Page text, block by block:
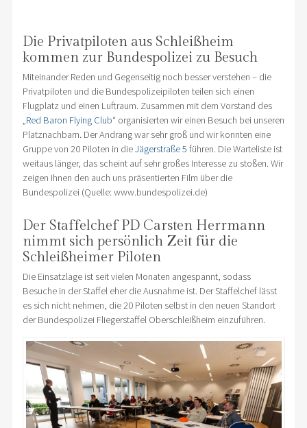
Die Privatpiloten aus Schleißheim
kommen zur Bundespolizei zu Besuch
Miteinander Reden und Gegenseitig noch besser verstehen – die
Privatpiloten und die Bundespolizeipiloten teilen sich einen
Flugplatz und einen Luftraum. Zusammen mit dem Vorstand des
„Red Baron Flying Club“ organisierten wir einen Besuch bei unseren
Platznachbarn. Der Andrang war sehr groß und wir konnten eine
Gruppe von 20 Piloten in dieJägerstraße 5 führen. Die Warteliste ist
weitaus länger, das scheint auf sehr großes Interesse zu stoßen. Wir
zeigen Ihnen den auch uns präsentierten Film über die
Bundespolizei (Quelle: www.bundespolizei.de)
Der Staffelchef PD Carsten Herrmann
nimmt sich persönlich Zeit für die
Schleißheimer Piloten
Die Einsatzlage ist seit vielen Monaten angespannt, sodass
Besuche in der Staffel eher die Ausnahme ist. Der Staffelchef lässt
es sich nicht nehmen, die 20 Piloten selbst in den neuen Standort
der Bundespolizei Fliegerstaffel Oberschleißheim einzuführen.